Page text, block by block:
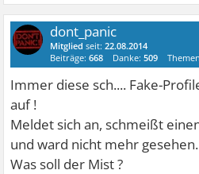
dont_panic
Mitglied seit:22.08.2014
Beiträge:668 Danke:509
Immer diese sch.... Fake-
auf !
Meldet sich an, schmeißt
und ward nicht mehr gesehen.
Was soll der Mist ?